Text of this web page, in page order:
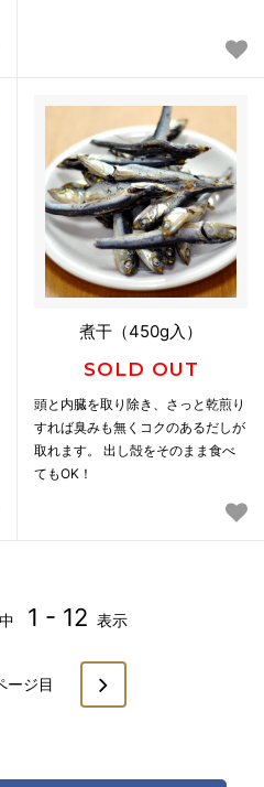
煮干（450g入）
SOLD OUT
頭と内臓を取り除き、さっと乾煎り
すれば臭みも無くコクのあるだしが
取れます。 出し殻をそのまま食べ
てもOK！
1 - 12 表示
ージ目